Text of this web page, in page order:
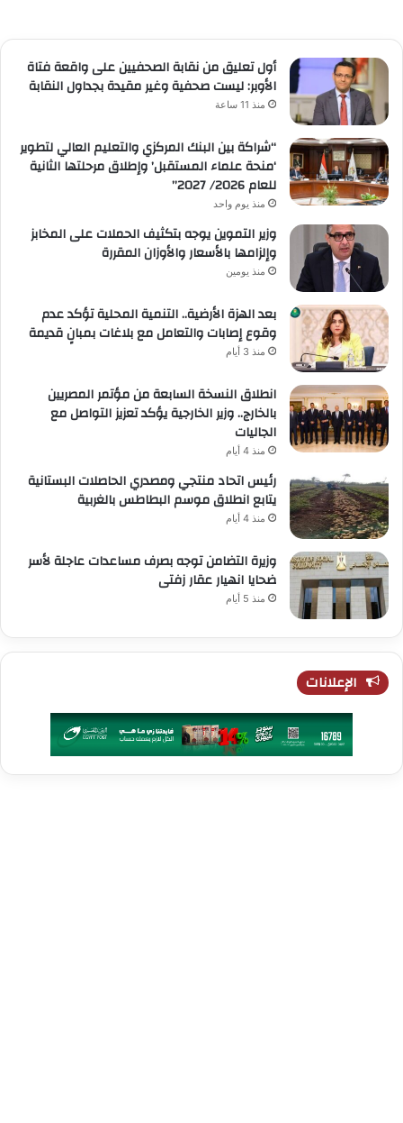
أول تعليق من نقابة الصحفيين على واقعة فتاة
الأوبر: ليست صحفية وغير مقيدة بجداول النقابة
منذ 11 ساعة
“شراكة بين البنك المركزي والتعليم العالي لتطوير
‘منحة علماء المستقبل’ وإطلاق مرحلتها الثانية
للعام 2026/ 2027”
منذ يوم واحد
وزير التموين يوجه بتكثيف الحملات على المخابز
وإلزامها بالأسعار والأوزان المقررة
منذ يومين
بعد الهزة الأرضية.. التنمية المحلية تؤكد عدم
وقوع إصابات والتعامل مع بلاغات بمبانٍ قديمة
منذ 3 أيام
انطلاق النسخة السابعة من مؤتمر المصريين
بالخارج.. وزير الخارجية يؤكد تعزيز التواصل مع
الجاليات
منذ 4 أيام
رئيس اتحاد منتجي ومصدري الحاصلات البستانية
يتابع انطلاق موسم البطاطس بالغربية
منذ 4 أيام
وزيرة التضامن توجه بصرف مساعدات عاجلة لأسر
ضحايا انهيار عقار زفتى
منذ 5 أيام
الإعلانات